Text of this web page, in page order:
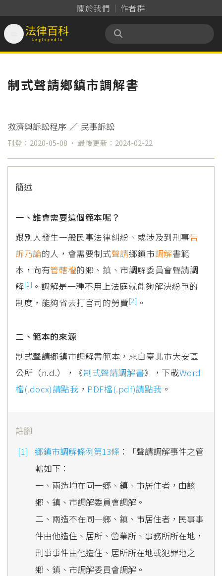
關於我們 作者群
法律百科 Legispedia
制式聲請鄉鎮市調解書
救濟與訴訟程序 ／ 民事訴訟
刊登：2020-05-08 ‧ 最後更新：2024-02-22
簡述
一、誰會需要這個範本呢？
跟別人發生一般民事法律糾紛、或涉及到刑事告
訴乃論的人，會需要制式聲請鄉鎮市調解書範
本，向有管轄權的鄉、鎮、市調解委員會聲請調
解[1] 。調解是一種不用上法庭就能夠解決紛爭的
制度，能夠省去打官司的勞費[2] 。
二、範本的來源
制式聲請鄉鎮市調解書範本，來自臺北市大安區
公所（n.d.），《制式聲請調解書》，下載Word
檔(.docx)請點我 ， PDF檔(.pdf)請點我 。
註腳
鄉鎮市調解條例第13條 ：「聲請調解事件之管
轄如下：
一、兩造均在同一鄉、鎮、市居住者，由該
鄉、鎮、市調解委員會調解。
二、兩造不在同一鄉、鎮、市居住者，民事事
件由他造住、居所、營業所、事務所所在地，
刑事事件由他造住、居所所在地或犯罪地之
鄉、鎮、市調解委員會調解。